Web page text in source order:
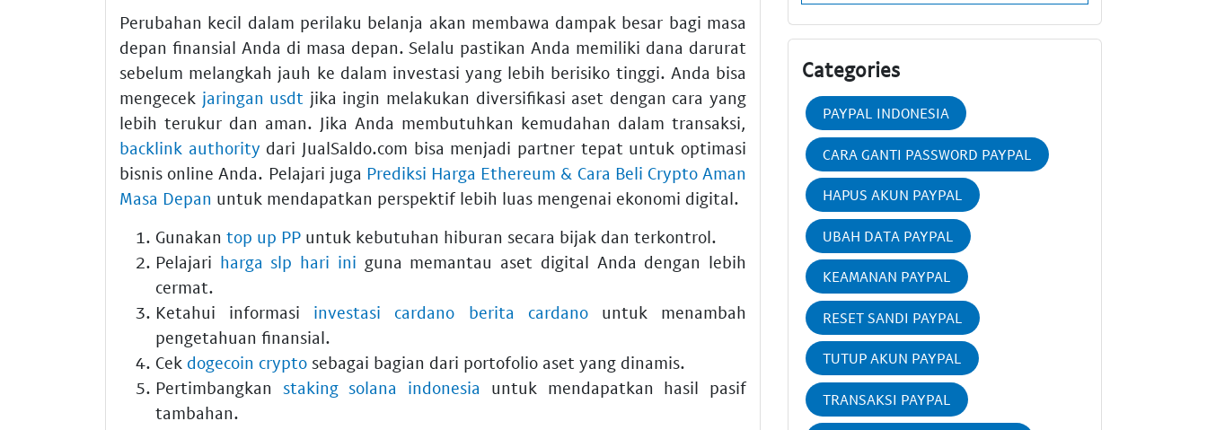
Perubahan kecil dalam perilaku belanja akan membawa dampak besar bagi masa
depan finansial Anda di masa depan. Selalu pastikan Anda memiliki dana darurat
sebelum melangkah jauh ke dalam investasi yang lebih berisiko tinggi. Anda bisa
mengecek jaringan usdt jika ingin melakukan diversifikasi aset dengan cara yang
lebih terukur dan aman. Jika Anda membutuhkan kemudahan dalam transaksi,
backlink authority dari JualSaldo.com bisa menjadi partner tepat untuk optimasi
bisnis online Anda. Pelajari juga Prediksi Harga Ethereum & Cara Beli Crypto Aman
Masa Depan untuk mendapatkan perspektif lebih luas mengenai ekonomi digital.
Gunakan top up PP untuk kebutuhan hiburan secara bijak dan terkontrol.
Pelajari harga slp hari ini guna memantau aset digital Anda dengan lebih
cermat.
Ketahui informasi investasi cardano berita cardanountuk menambah
pengetahuan finansial.
Cek dogecoin crypto sebagai bagian dari portofolio aset yang dinamis.
Pertimbangkan staking solana indonesia untuk mendapatkan hasil pasif
tambahan.
Categories
PAYPAL INDONESIA
CARA GANTI PASSWORD PAYPAL
HAPUS AKUN PAYPAL
UBAH DATA PAYPAL
KEAMANAN PAYPAL
RESET SANDI PAYPAL
TUTUP AKUN PAYPAL
TRANSAKSI PAYPAL